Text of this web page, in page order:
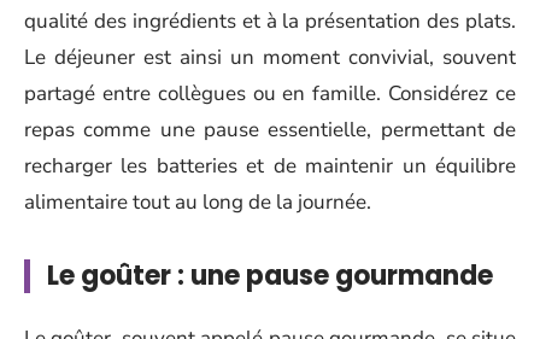
qualité des ingrédients et à la présentation des plats.
Le déjeuner est ainsi un moment convivial, souvent
partagé entre collègues ou en famille. Considérez ce
repas comme une pause essentielle, permettant de
recharger les batteries et de maintenir un équilibre
alimentaire tout au long de la journée.
Le goûter : une pause gourmande